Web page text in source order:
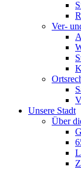
Ver-
Unsere Stadt
Über